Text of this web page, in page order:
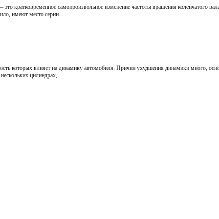
кратковременное самопроизвольное изменение частоты вращения коленчатого
имеют место серии...
которых влияет на динамику автомобиля. Причин ухудшения динамики много,
цилиндрах,...